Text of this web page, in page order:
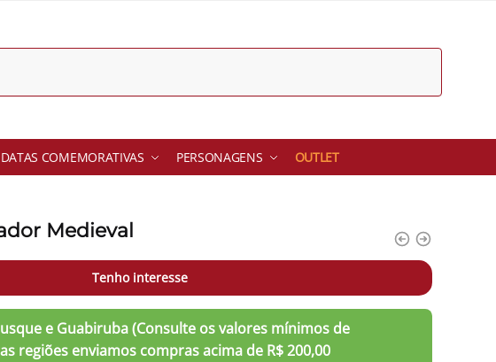
DATAS COMEMORATIVAS PERSONAGENS OUTLET
Medieval
Tenho interesse